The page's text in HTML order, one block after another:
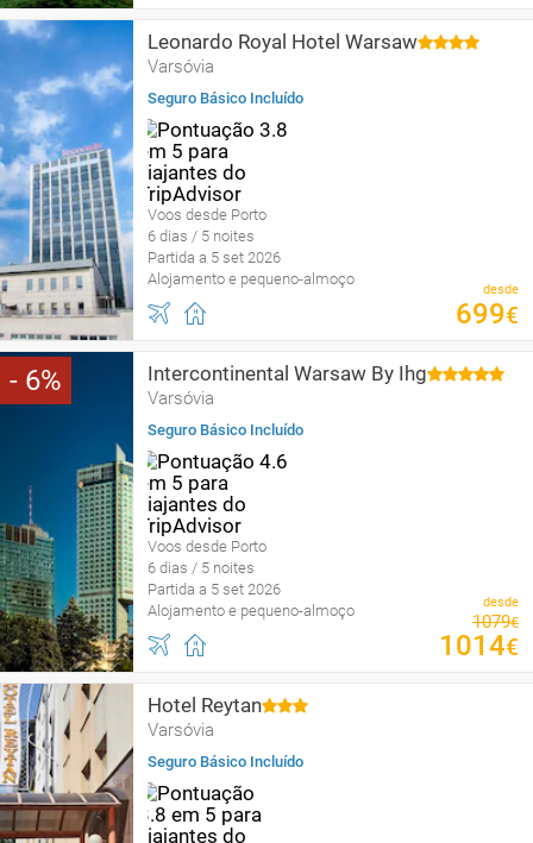
Leonardo Royal Hotel Warsaw
Varsóvia
Seguro Básico Incluído
Voos desde Porto
6 dias / 5 noites
Partida a 5 set 2026
Alojamento e pequeno-almoço
desde
699€
6 Intercontinental Warsaw By Ihg
Varsóvia
Seguro Básico Incluído
Voos desde Porto
6 dias / 5 noites
Partida a 5 set 2026
Alojamento e pequeno-almoço
desde
1079€
1014€
Hotel Reytan
Varsóvia
Seguro Básico Incluído